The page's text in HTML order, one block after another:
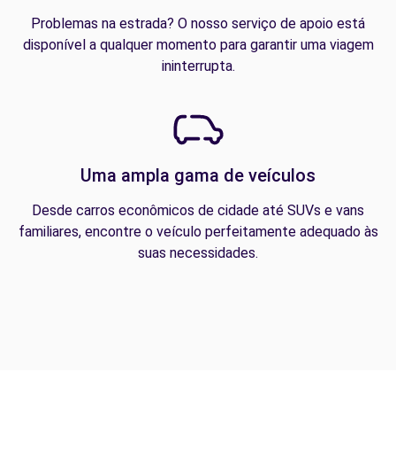
Problemas na estrada? O nosso serviço de apoio está
disponível a qualquer momento para garantir uma viagem
ininterrupta.
Uma ampla gama de veículos
Desde carros econômicos de cidade até SUVs e vans
familiares, encontre o veículo perfeitamente adequado às
suas necessidades.